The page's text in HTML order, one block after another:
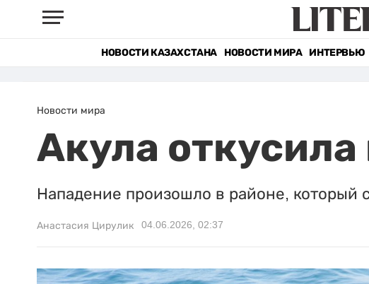
НОВОСТИ КАЗАХСТАНА НОВОСТИ МИРА ИНТЕРВЬЮ
Новости мира
Акула
Нападение произошло в районе, который
Анастасия Цирулик 04.06.2026, 02:37